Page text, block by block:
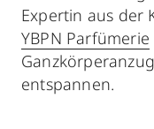
Expertin aus der
YBPN Parfümerie
entspannen.